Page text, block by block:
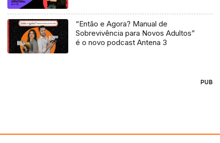
“Então e Agora? Manual de
Sobrevivência para Novos Adultos”
é o novo podcast Antena 3
PUB